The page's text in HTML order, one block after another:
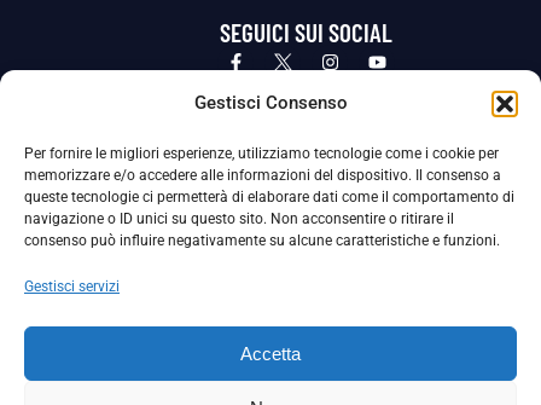
Gestisci Consenso
Per fornire le migliori esperienze, utilizziamo tecnologie come i cookie per
memorizzare e/o accedere alle informazioni del dispositivo. Il consenso a
queste tecnologie ci permetterà di elaborare dati come il comportamento di
navigazione o ID unici su questo sito. Non acconsentire o ritirare il
consenso può influire negativamente su alcune caratteristiche e funzioni.
Gestisci servizi
Accetta
SEGUICI SUI SOCIAL
Privacy Policy Cookie Policy
La Società ha nominato il Responsabile della Protezione dei Dati Personali (DPO), figura specializzata che vigila sulle modalità
adottate dalla nostra Società per tutelare i Suoi dati personali.
Per contattare il DPO può scrivere a